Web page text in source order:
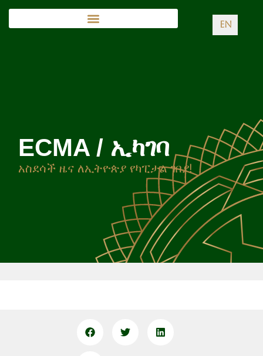
EN
ECMA / ኢካገባ
አስደሳች ዜና ለኢትዮጵያ የካፒታል ገበያ!